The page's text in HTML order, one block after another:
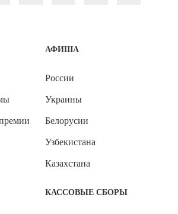
АФИША
России
Украины
Белорусии
Узбекистана
Казахстана
КАССОВЫЕ СБОРЫ